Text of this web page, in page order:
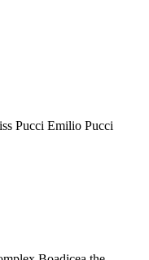
Pucci Emilio Pucci